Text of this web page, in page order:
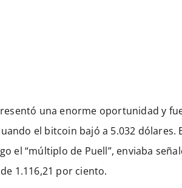
una enorme oportunidad y
el bitcoin bajó a 5.032
el “múltiplo de Puell”, enviaba
1.116,21 por ciento.